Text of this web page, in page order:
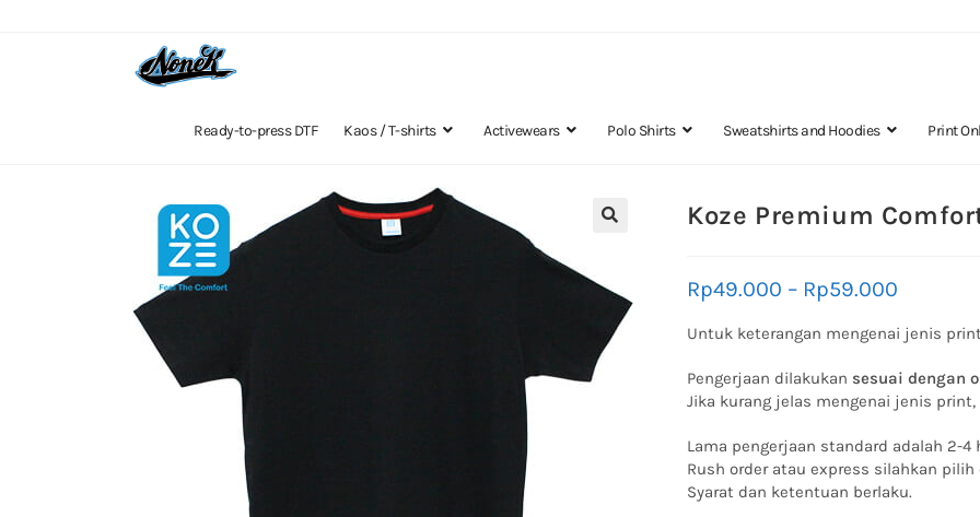
Ready-to-press DTF Kaos / T-shirts Activewears Polo Shirts Sweatshirts and Hoodies Print
Koze Premium
Rp49.000 – Rp59.000
Untuk keterangan mengenai jenis
Pengerjaan dilakukan sesuai dengan
Jika kurang jelas mengenai jenis
Lama pengerjaan standard adalah 2-4
Rush order atau express silahkan
Syarat dan ketentuan berlaku.